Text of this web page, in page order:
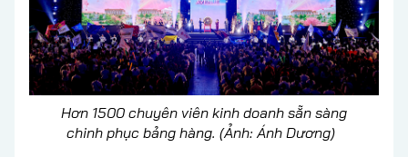
Hơn 1500 chuyên viên kinh doanh sẵn sàng
chinh phục bảng hàng. (Ảnh: Ánh Dương)